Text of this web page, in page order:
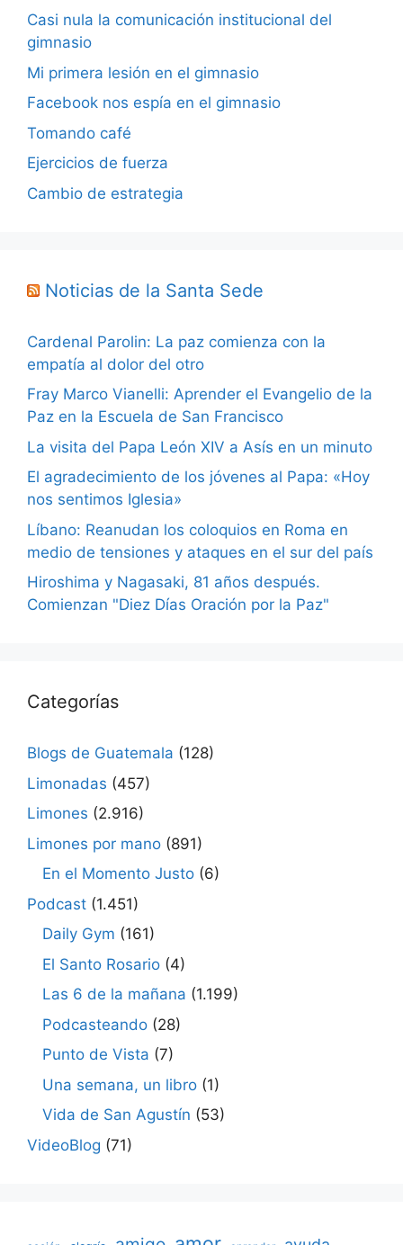
Casi nula la comunicación institucional del
gimnasio
Mi primera lesión en el gimnasio
Facebook nos espía en el gimnasio
Tomando café
Ejercicios de fuerza
Cambio de estrategia
Noticias de la Santa Sede
Cardenal Parolin: La paz comienza con la
empatía al dolor del otro
Fray Marco Vianelli: Aprender el Evangelio de la
Paz en la Escuela de San Francisco
La visita del Papa León XIV a Asís en un minuto
El agradecimiento de los jóvenes al Papa: «Hoy
nos sentimos Iglesia»
Líbano: Reanudan los coloquios en Roma en
medio de tensiones y ataques en el sur del país
Hiroshima y Nagasaki, 81 años después.
Comienzan "Diez Días Oración por la Paz"
Categorías
Blogs de Guatemala (128)
Limonadas (457)
Limones (2.916)
Limones por mano (891)
En el Momento Justo (6)
Podcast (1.451)
Daily Gym (161)
El Santo Rosario (4)
Las 6 de la mañana (1.199)
Podcasteando (28)
Punto de Vista (7)
Una semana, un libro (1)
Vida de San Agustín (53)
VideoBlog (71)